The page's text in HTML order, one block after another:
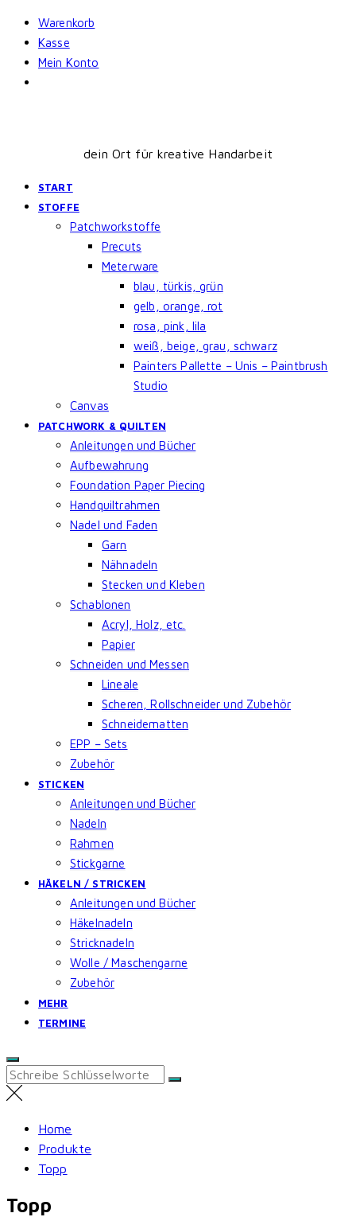
Skip
content
Warenkorb
Kasse
Mein Konto
dein Ort für kreative Handarbeit
START
STOFFE
Patchworkstoffe
Precuts
Meterware
blau, türkis, grün
gelb, orange, rot
rosa, pink, lila
weiß, beige, grau, schwarz
Painters Pallette – Unis – Paintbrush
Studio
Canvas
PATCHWORK & QUILTEN
Anleitungen und Bücher
Aufbewahrung
Foundation Paper Piecing
Handquiltrahmen
Nadel und Faden
Garn
Nähnadeln
Stecken und Kleben
Schablonen
Acryl, Holz, etc.
Papier
Schneiden und Messen
Lineale
Scheren, Rollschneider und Zubehör
Schneidematten
EPP – Sets
Zubehör
STICKEN
Anleitungen und Bücher
Nadeln
Rahmen
Stickgarne
HÄKELN / STRICKEN
Anleitungen und Bücher
Häkelnadeln
Stricknadeln
Wolle / Maschengarne
Zubehör
MEHR
TERMINE
Search
for:
Home
Produkte
Topp
Topp